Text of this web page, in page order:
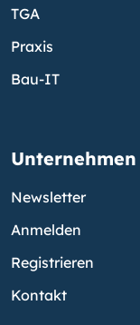
TGA
Praxis
Bau-IT
Unternehmen
Newsletter
Anmelden
Registrieren
Kontakt